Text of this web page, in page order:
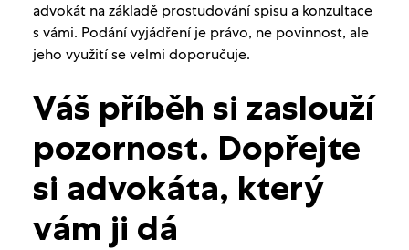
advokát na základě prostudování spisu a konzultace
s vámi. Podání vyjádření je právo, ne povinnost, ale
jeho využití se velmi doporučuje.
Váš příběh si zaslouží
pozornost. Dopřejte
si advokáta, který
vám ji dá